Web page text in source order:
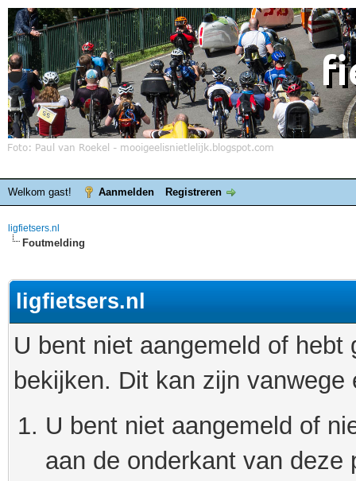
Welkom gast! Aanmelden Registreren
ligfietsers.nl
Foutmelding
ligfietsers.nl
U bent niet aangemeld of
bekijken. Dit kan zijn
U bent niet aangemeld of
aan de onderkant van